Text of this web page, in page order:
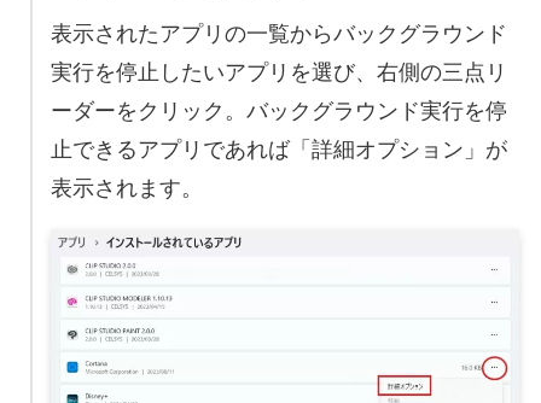
表示されたアプリの一覧からバックグラウンド
実行を停止したいアプリを選び、右側の三点リ
ーダーをクリック。バックグラウンド実行を停
止できるアプリであれば「詳細オプション」が
表示されます。